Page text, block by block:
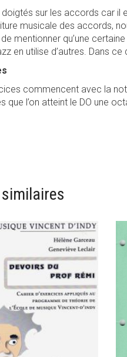
doigtés sur les accords car
musicale des accords,
mentionner qu’une
en utilise d’autres. Dans
commencent avec la
que l’on atteint le DO une